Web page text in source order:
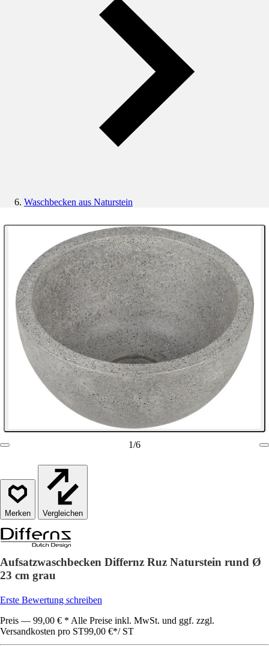
Waschbecken aus Naturstein
1/6
Vergleichen
Aufsatzwaschbecken Differnz Ruz Naturstein rund Ø
23 cm grau
Erste Bewertung schreiben
Preis — 99,00 € * Alle Preise inkl. MwSt. und ggf. zzgl.
Versandkosten pro ST99,00 €*/ ST